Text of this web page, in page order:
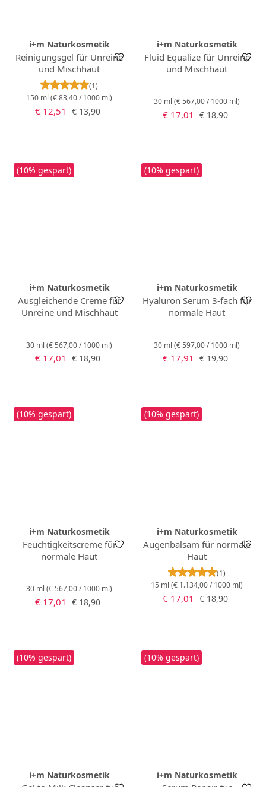
i+m Naturkosmetik
Reinigungsgel für Unreine
und Mischhaut
Durchschnittliche Bewertung von 5 von 5
(1)
150 ml (€ 83,40 / 1000 ml)
Verkaufspreis:
€ 12,51 Regulärer Preis:
€ 13,90
i+m Naturkosmetik
Fluid Equalize für Unreine
und Mischhaut
30 ml (€ 567,00 / 1000 ml)
Verkaufspreis:
€ 17,01 Regulärer Preis:
€ 18,90
(10% gespart)
i+m Naturkosmetik
Ausgleichende Creme für
Unreine und Mischhaut
30 ml (€ 567,00 / 1000 ml)
Verkaufspreis:
€ 17,01 Regulärer Preis:
€ 18,90
(10% gespart)
i+m Naturkosmetik
Hyaluron Serum 3-fach für
normale Haut
30 ml (€ 597,00 / 1000 ml)
Verkaufspreis:
€ 17,91 Regulärer Preis:
€ 19,90
(10% gespart)
i+m Naturkosmetik
Feuchtigkeitscreme für
normale Haut
30 ml (€ 567,00 / 1000 ml)
Verkaufspreis:
€ 17,01 Regulärer Preis:
€ 18,90
(10% gespart)
i+m Naturkosmetik
Augenbalsam für normale
Haut
(1)
15 ml (€ 1.134,00 / 1000 ml)
Verkaufspreis:
€ 17,01 Regulärer Preis:
€ 18,90
(10% gespart)
i+m Naturkosmetik
(10% gespart)
i+m Naturkosmetik